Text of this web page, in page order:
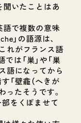
聞いたことはあ
語で複数の意味
」の語源は、
これがフランス語
は「巣」や「巣
語になってから
「壁龕（へきが
ったそうです。
をくぼませて